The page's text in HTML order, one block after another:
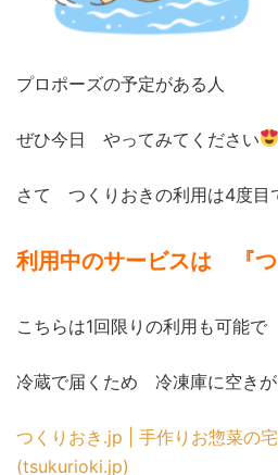
プロポーズの予定がある人
ぜひ今日 やってみてください
さて つくりおきの利用は4度目
利用中のサービスは 『つ
こちらは1回限りの利用も可能で
冷蔵で届くため 冷凍庫に空きが
つくりおき.jp | 手作りお惣菜の
(tsukurioki.jp)